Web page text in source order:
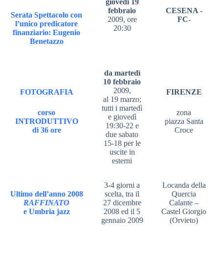
Serata Spettacolo con
l’unico predicatore
finanziario: Eugenio
Benetazzo
giovedì 19
febbraio
2009, ore
20:30
CESENA -
FC-
FOTOGRAFIA
corso
INTRODUTTIVO
di 36 ore
da martedì
10 febbraio
2009,
al 19 marzo;
tutti i martedì
e giovedì
19:30-22 e
due sabato
15-18 per le
uscite in
esterni
FIRENZE
zona
piazza Santa
Croce
Ultimo dell’anno 2008
RAFFINATO
e Umbria jazz
3-4 giorni a
scelta, tra il
27 dicembre
2008 ed il 5
gennaio 2009
Locanda della
Quercia
Calante –
Castel Giorgio
(Orvieto)